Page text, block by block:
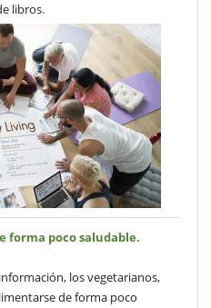
libros.
forma poco saludable.
los vegetarianos,
de forma poco